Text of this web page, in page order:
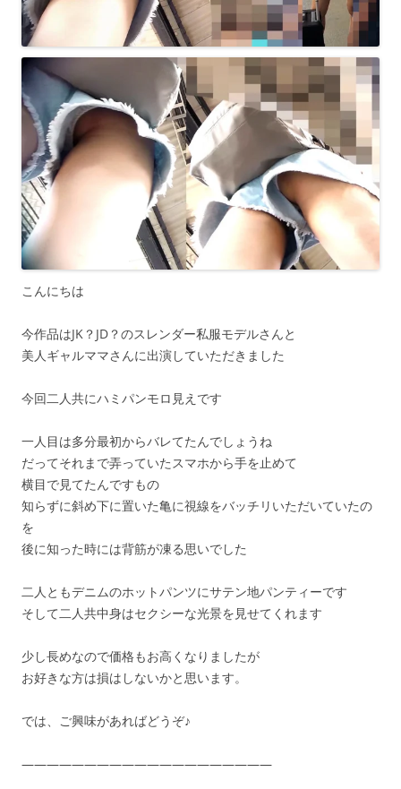
こんにちは
今作品はJK？JD？のスレンダー私服モデルさんと
美人ギャルママさんに出演していただきました
今回二人共にハミパンモロ見えです
一人目は多分最初からバレてたんでしょうね
だってそれまで弄っていたスマホから手を止めて
横目で見てたんですもの
知らずに斜め下に置いた亀に視線をバッチリいただいていたの
を
後に知った時には背筋が凍る思いでした
二人ともデニムのホットパンツにサテン地パンティーです
そして二人共中身はセクシーな光景を見せてくれます
少し長めなので価格もお高くなりましたが
お好きな方は損はしないかと思います。
では、ご興味があればどうぞ♪
————————————————————